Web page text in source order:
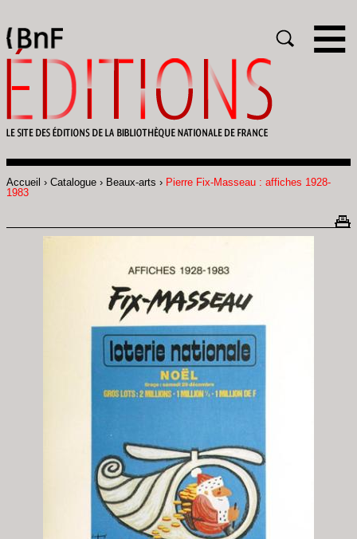
Fil
Accueil Catalogue Beaux-arts
Pierre Fix-Masseau : affiches 1928-
1983